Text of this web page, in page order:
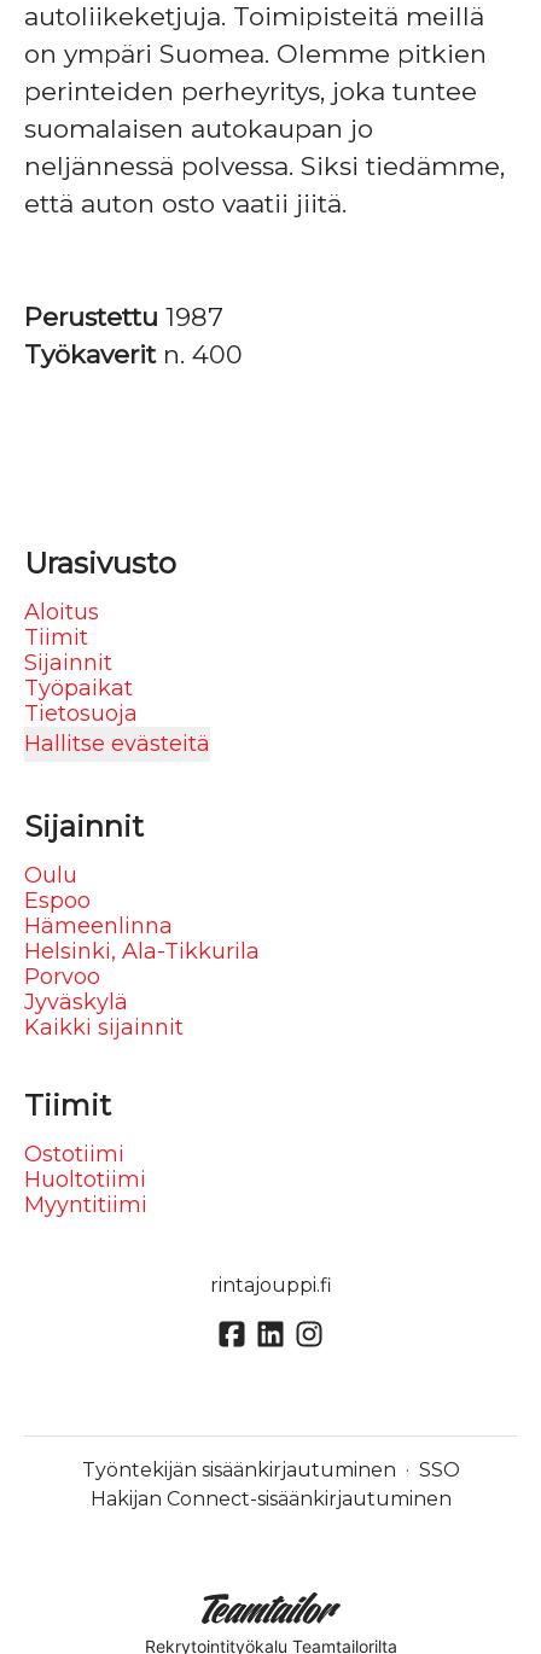
autoliikeketjuja. Toimipisteitä meillä
on ympäri Suomea. Olemme pitkien
perinteiden perheyritys, joka tuntee
suomalaisen autokaupan jo
neljännessä polvessa. Siksi tiedämme,
että auton osto vaatii jiitä.
Perustettu 1987
Työkaverit n. 400
Urasivusto
Aloitus
Tiimit
Sijainnit
Työpaikat
Tietosuoja
Hallitse evästeitä
Sijainnit
Oulu
Espoo
Hämeenlinna
Helsinki, Ala-Tikkurila
Porvoo
Jyväskylä
Kaikki sijainnit
Tiimit
Ostotiimi
Huoltotiimi
Myyntitiimi
rintajouppi.fi
Työntekijän sisäänkirjautuminen · SSO
Hakijan Connect-sisäänkirjautuminen
Rekrytointityökalu Teamtailorilta